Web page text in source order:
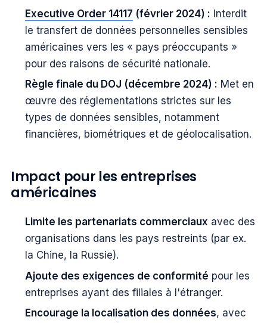
Executive Order 14117 (février 2024) : Interdit
le transfert de données personnelles sensibles
américaines vers les « pays préoccupants »
pour des raisons de sécurité nationale.
Règle finale du DOJ (décembre 2024) : Met en
œuvre des réglementations strictes sur les
types de données sensibles, notamment
financières, biométriques et de géolocalisation.
Impact pour les entreprises
américaines
Limite les partenariats commerciaux avec des
organisations dans les pays restreints (par ex.
la Chine, la Russie).
Ajoute des exigences de conformité pour les
entreprises ayant des filiales à l'étranger.
Encourage la localisation des données, avec